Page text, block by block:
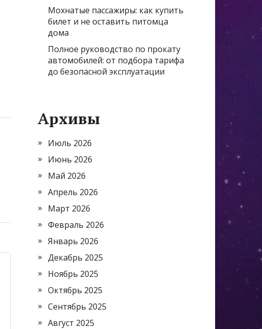
Мохнатые пассажиры: как купить
билет и не оставить питомца
дома
Полное руководство по прокату
автомобилей: от подбора тарифа
до безопасной эксплуатации
Архивы
Июль 2026
Июнь 2026
Май 2026
Апрель 2026
Март 2026
Февраль 2026
Январь 2026
Декабрь 2025
Ноябрь 2025
Октябрь 2025
Сентябрь 2025
Август 2025